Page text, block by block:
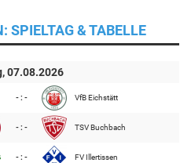
SPIELTAG & TABELLE
07.08.2026
- : - VfB Eichstätt
- : - TSV Buchbach
- : - FV Illertissen